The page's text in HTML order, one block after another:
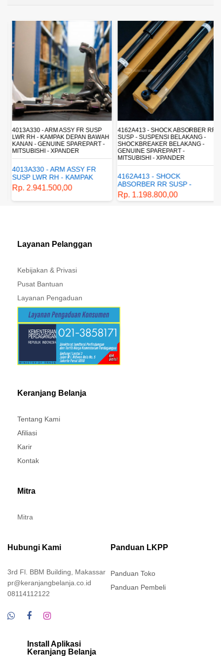
4013A330 - ARM ASSY FR SUSP
LWR RH - KAMPAK DEPAN BAWAH
KANAN - GENUINE SPAREPART -
MITSUBISHI - XPANDER
4013A330 - ARM ASSY FR
SUSP LWR RH - KAMPAK
DEPAN BAWAH KANAN -
GENUINE SPAREPART -
MITSUBISHI - XPANDER
Rp. 2.941.500,00
4162A413 - SHOCK ABSORBER RR
SUSP - SUSPENSI BELAKANG -
SHOCKBREAKER BELAKANG -
GENUINE SPAREPART -
MITSUBISHI - XPANDER
4162A413 - SHOCK
ABSORBER RR SUSP -
SUSPENSI BELAKANG -
SHOCKBREAKER BELAKANG
Rp. 1.198.800,00
Layanan Pelanggan
Kebijakan & Privasi
Pusat Bantuan
Layanan Pengaduan
Keranjang Belanja
Tentang Kami
Afiliasi
Karir
Kontak
Mitra
Mitra
Hubungi Kami
3rd Fl. BBM Building, Makassar
pr@keranjangbelanja.co.id
08114112122
Panduan LKPP
Panduan Toko
Panduan Pembeli
Install Aplikasi
Keranjang Belanja